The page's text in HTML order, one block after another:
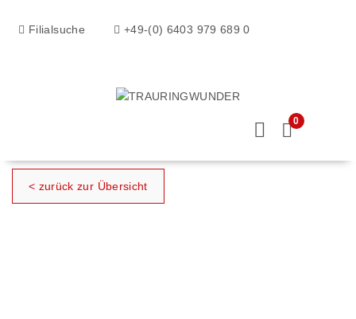
Filialsuche +49-(0) 6403 979 689 0
0
< zurück zur Übersicht